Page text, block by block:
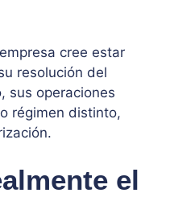
cree estar
resolución del
sus operaciones
régimen distinto,
el